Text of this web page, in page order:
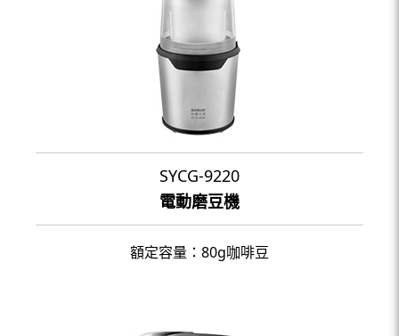
SYCG-9220
電動磨豆機
額定容量：80g咖啡豆